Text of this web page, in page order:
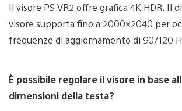
Il visore PS VR2 offre grafica 4K HDR. Il
visore supporta fino a 2000×2040 per
frequenze di aggiornamento di 90/120
È possibile regolare il visore in base
dimensioni della testa?